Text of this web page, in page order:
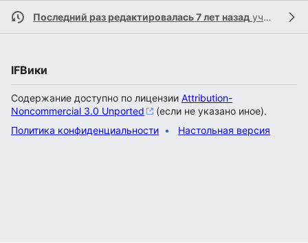
Последний раз редактировалась 7 лет назад участником
IFВики
Содержание доступно по лицензии Attribution-
Noncommercial 3.0 Unported
(если не указано иное).
Политика конфиденциальности
Настольная версия